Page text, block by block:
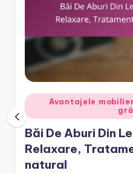
Posted
in
Avantajele
Băi De Aburi Din
Relaxare,
natural